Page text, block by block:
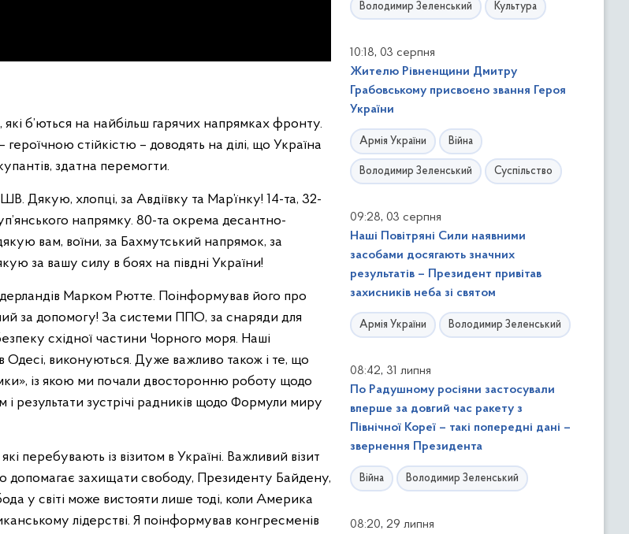
які б’ються на найбільш гарячих напрямках фронту.
стійкістю – доводять на ділі, що Україна
здатна перемогти.
Дякую, хлопці, за Авдіївку та Мар’їнку! 14-та, 32-
напрямку. 80-та окрема десантно-
вам, воїни, за Бахмутський напрямок, за
за вашу силу в боях на півдні України!
Марком Рютте. Поінформував його про
за допомогу! За системи ППО, за снаряди для
східної частини Чорного моря. Наші
Одесі, виконуються. Дуже важливо також і те, що
із якою ми почали двосторонню роботу щодо
результати зустрічі радників щодо Формули миру
перебувають із візитом в Україні. Важливий візит
допомагає захищати свободу, Президенту Байдену,
у світі може вистояти лише тоді, коли Америка
лідерстві. Я поінформував конгресменів
Володимир Зеленський Культура
10:18, 03 серпня
Жителю Рівненщини Дмитру
Грабовському присвоєно звання Героя
України
Армія України Війна
Володимир Зеленський Суспільство
09:28, 03 серпня
Наші Повітряні Сили наявними
засобами досягають значних
результатів – Президент привітав
захисників неба зі святом
Армія України Володимир Зеленський
08:42, 31 липня
По Радушному росіяни застосували
вперше за довгий час ракету з
Північної Кореї – такі попередні дані –
звернення Президента
Війна Володимир Зеленський
08:20, 29 липня